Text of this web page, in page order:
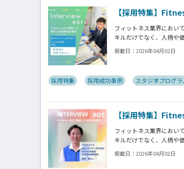
【採用特集】
フィットネス業界におい
キルだけでなく、人柄や
を見極めることが求められ
この特集ではFitness Job
掲載日： 2026年04月02日
採用特集 採用成功事例 スタジオプログラ
【採用特集】
フィットネス業界におい
キルだけでなく、人柄や
を見極めることが求められ
この特集ではFitness Job
掲載日： 2026年04月02日